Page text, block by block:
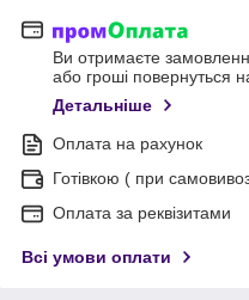
Ви отримаєте
або гроші повернуться
Детальніше
Оплата на рахунок
Готівкою ( при
Оплата за реквізитами
Всі умови оплати